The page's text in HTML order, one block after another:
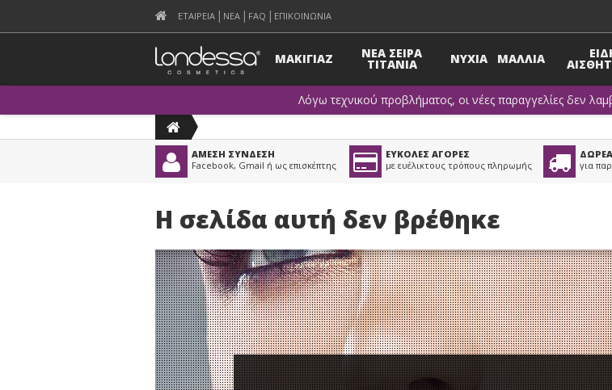
ΕΤΑΙΡΕΙΑ ΝΕΑ FAQ ΕΠΙΚΟΙΝΩΝΙΑ
ΜΑΚΙΓΙΑΖ ΝΕΑ ΣΕΙΡΑ
TITANIA ΝΥΧΙΑ ΜΑΛΛΙΑ
Λόγω τεχνικού προβλήματος, οι νέες παραγγελίες δεν
ΑΜΕΣΗ ΣΥΝΔΕΣΗ
Facebook, Gmail ή ως επισκέπτης
ΕΥΚΟΛΕΣ ΑΓΟΡΕΣ
με ευέλικτους τρόπους πληρωμής
για
Η σελίδα αυτή δεν βρέθηκε